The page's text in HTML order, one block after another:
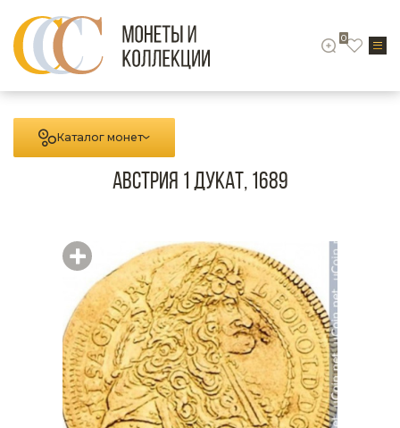
0
Каталог монет
Австрия 1 дукат, 1689